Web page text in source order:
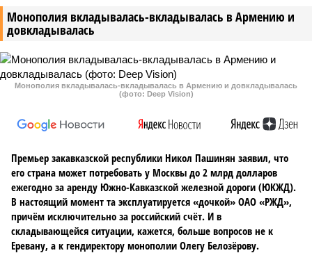
Монополия вкладывалась-вкладывалась в Армению и
довкладывалась
Монополия вкладывалась-вкладывалась в Армению и довкладывалась
(фото: Deep Vision)
Премьер закавказской республики Никол Пашинян заявил, что
его страна может потребовать у Москвы до 2 млрд долларов
ежегодно за аренду Южно-Кавказской железной дороги (ЮКЖД).
В настоящий момент та эксплуатируется «дочкой» ОАО «РЖД»,
причём исключительно за российский счёт. И в
складывающейся ситуации, кажется, больше вопросов не к
Еревану, а к гендиректору монополии Олегу Белозёрову.